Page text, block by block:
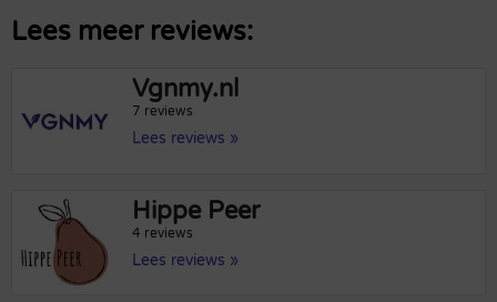
Lees meer reviews:
Vgnmy.nl
7 reviews
Lees reviews »
Hippe Peer
4 reviews
Lees reviews »